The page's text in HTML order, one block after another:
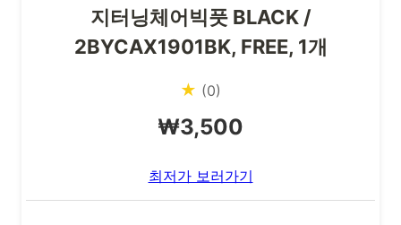
지터닝체어빅풋 BLACK /
2BYCAX1901BK, FREE, 1개
★ (0)
₩3,500
최저가 보러가기